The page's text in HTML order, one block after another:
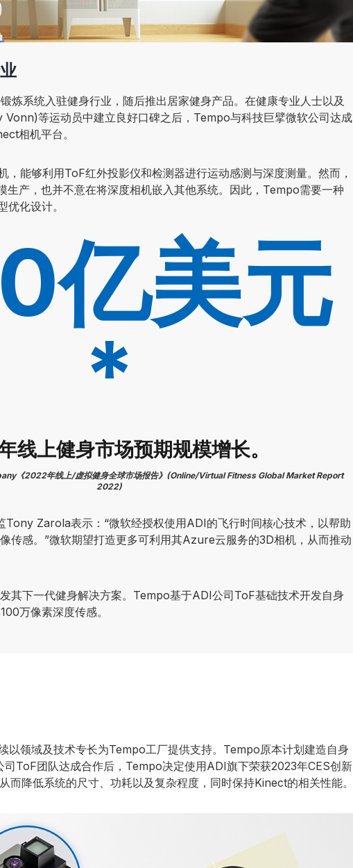
炼系统入驻健身行业，随后推出居家健身产品。在健康专业人士以及
Vonn)等运动员中建立良好口碑之后，Tempo与科技巨擘微软公司达成
相机平台。
，能够利用ToF红外投影仪和检测器进行运动感测与深度测量。然而，
生产，也并不意在将深度相机嵌入其他系统。因此，Tempo需要一种
化设计。
亿美元
*
线上健身市场预期规模增长。
《2022年线上/虚拟健身全球市场报告》(Online/Virtual Fitness Global Market Report
2022)
Tony Zarola表示：“微软经授权使用ADI的飞行时间核心技术，以帮助
传感。”微软期望打造更多可利用其Azure云服务的3D相机，从而推动
其下一代健身解决方案。Tempo基于ADI公司ToF基础技术开发自身
万像素深度传感。
以领域及技术专长为Tempo工厂提供支持。Tempo原本计划建造自身
ToF团队达成合作后，Tempo决定使用ADI旗下荣获2023年CES创新
而降低系统的尺寸、功耗以及复杂程度，同时保持Kinect的相关性能。